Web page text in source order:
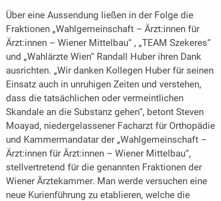
Über eine Aussendung ließen in der Folge die
Fraktionen „Wahlgemeinschaft – Ärzt:innen für
Ärzt:innen – Wiener Mittelbau“ , „TEAM Szekeres“
und „Wahlärzte Wien“ Randall Huber ihren Dank
ausrichten. „Wir danken Kollegen Huber für seinen
Einsatz auch in unruhigen Zeiten und verstehen,
dass die tatsächlichen oder vermeintlichen
Skandale an die Substanz gehen“, betont Steven
Moayad, niedergelassener Facharzt für Orthopädie
und Kammermandatar der „Wahlgemeinschaft –
Ärzt:innen für Ärzt:innen – Wiener Mittelbau“,
stellvertretend für die genannten Fraktionen der
Wiener Ärztekammer. Man werde versuchen eine
neue Kurienführung zu etablieren, welche die